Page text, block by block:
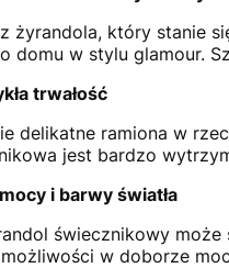
żyrandola, który stanie
domu w stylu glamour.
trwałość
delikatne ramiona w
jest bardzo
i barwy światła
świecznikowy może
w doborze